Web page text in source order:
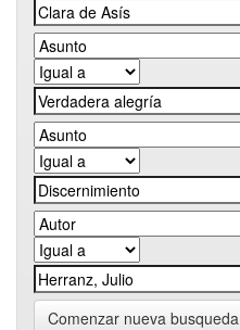
Comenzar nueva busqueda